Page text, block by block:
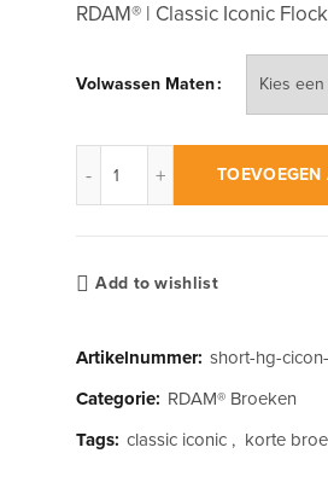
RDAM® | Classic Iconic
Volwassen Maten
Add to wishlist
Artikelnummer: short-hg-
Categorie: RDAM® Broeken
Tags: classic iconic , korte